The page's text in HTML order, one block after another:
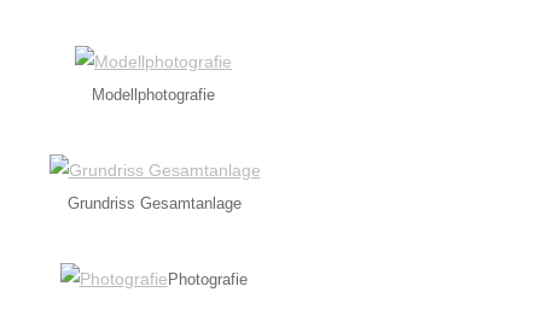
Modellphotografie
Grundriss Gesamtanlage
Photografie